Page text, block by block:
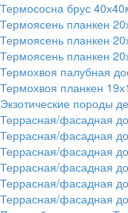
Термососна брус
Термоясень планкен
Термоясень планкен
Термоясень планкен
Термохвоя палубная
Термохвоя планкен
Экзотические породы
Террасная/фасадная
Террасная/фасадная
Террасная/фасадная
Террасная/фасадная
Террасная/фасадная
Террасная/фасадная